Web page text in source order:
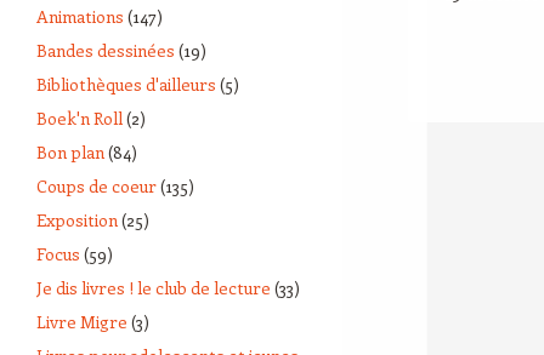
Animations (147)
Bandes dessinées (19)
Bibliothèques d'ailleurs (5)
Boek'n Roll(2)
Bon plan(84)
Coups de coeur(135)
Exposition(25)
Focus (59)
Je dis livres ! le club de lecture (33)
Livre Migre (3)